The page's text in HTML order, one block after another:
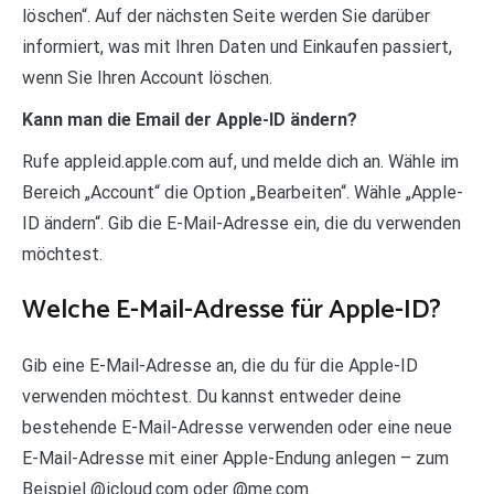
löschen“. Auf der nächsten Seite werden Sie darüber
informiert, was mit Ihren Daten und Einkaufen passiert,
wenn Sie Ihren Account löschen.
Kann man die Email der Apple-ID ändern?
Rufe appleid.apple.com auf, und melde dich an. Wähle im
Bereich „Account“ die Option „Bearbeiten“. Wähle „Apple-
ID ändern“. Gib die E-Mail-Adresse ein, die du verwenden
möchtest.
Welche E-Mail-Adresse für Apple-ID?
Gib eine E-Mail-Adresse an, die du für die Apple-ID
verwenden möchtest. Du kannst entweder deine
bestehende E-Mail-Adresse verwenden oder eine neue
E-Mail-Adresse mit einer Apple-Endung anlegen – zum
Beispiel @icloud.com oder @me.com.